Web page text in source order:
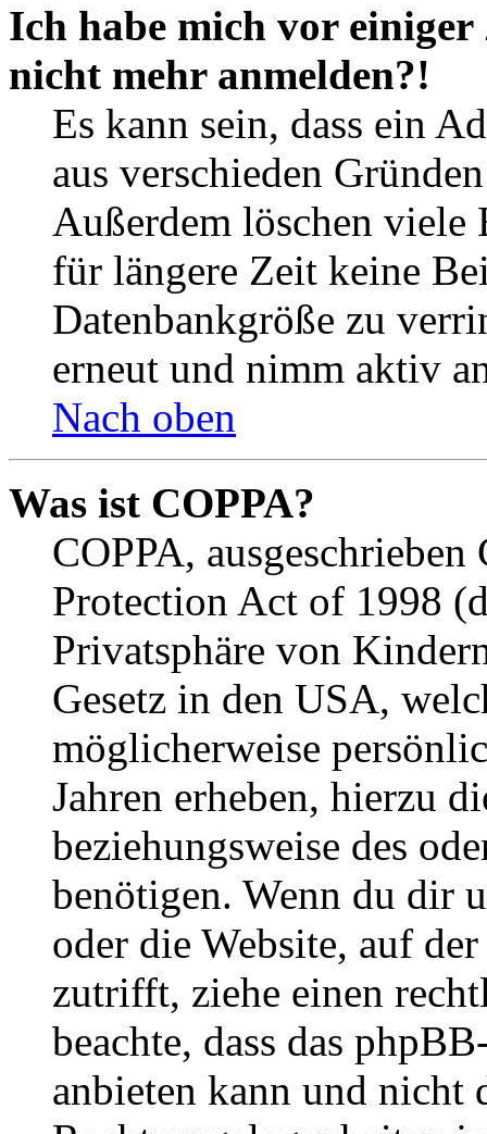
Ich habe mich vor
nicht mehr anmelden?!
Es kann sein, dass ein
aus verschieden
Außerdem löschen viele
für längere Zeit keine
Datenbankgröße zu
erneut und nimm aktiv
Nach oben
Was ist COPPA?
COPPA,
Protection Act of 1998
Privatsphäre von
Gesetz in den USA,
möglicherweise
Jahren erheben, hierzu
beziehungsweise des
benötigen. Wenn du dir
oder die Website, auf
zutrifft, ziehe einen
beachte, dass das
anbieten kann und nicht